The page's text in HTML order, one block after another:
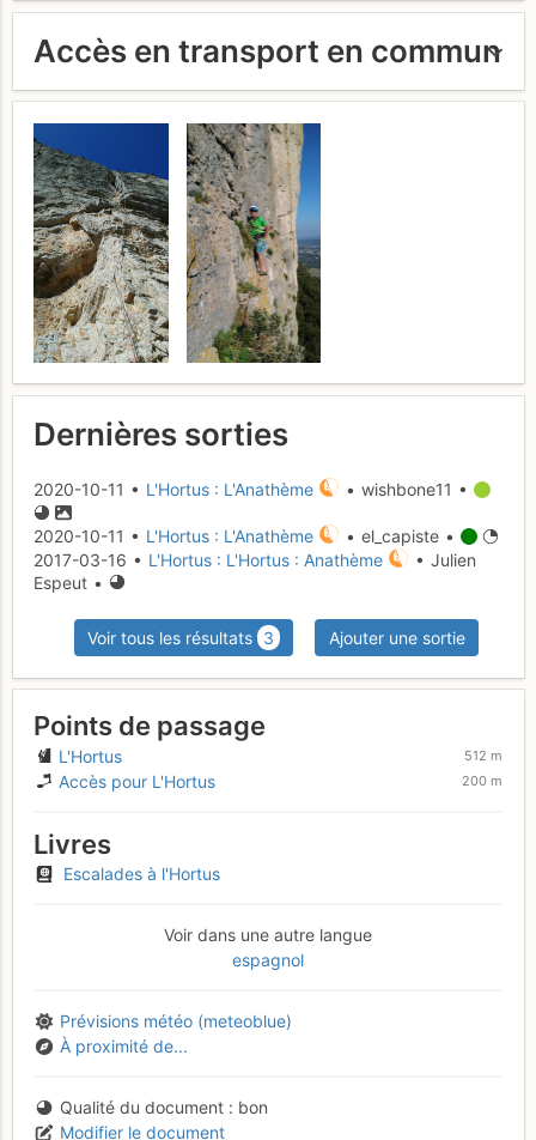
Accès en transport en commun
Dernières sorties
2020-10-11 • L'Hortus : L'Anathème • wishbone11 •
2020-10-11 • L'Hortus : L'Anathème
• el_capiste •
2017-03-16 • L'Hortus : L'Hortus : Anathème
• Julien
Espeut •
Voir tous les résultats 3 Ajouter une sortie
Points de passage
L'Hortus 512 m
Accès pour L'Hortus 200 m
Livres
Escalades à l'Hortus
Voir dans une autre langue
espagnol
Prévisions météo (meteoblue)
À proximité de...
Qualité du document
bon
Modifier le document